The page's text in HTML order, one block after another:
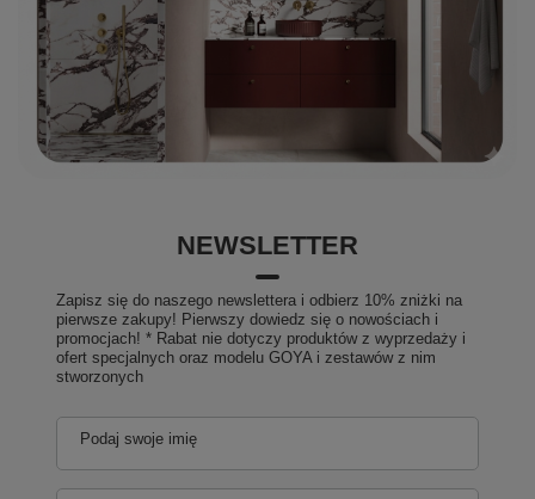
NEWSLETTER
Zapisz się do naszego newslettera i odbierz 10% zniżki na
pierwsze zakupy! Pierwszy dowiedz się o nowościach i
promocjach! * Rabat nie dotyczy produktów z wyprzedaży i
ofert specjalnych oraz modelu GOYA i zestawów z nim
stworzonych
Podaj swoje imię